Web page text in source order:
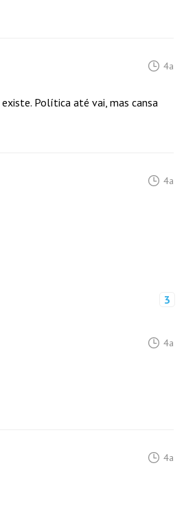
4a
Política até vai, mas cansa
4a
3
4a
4a